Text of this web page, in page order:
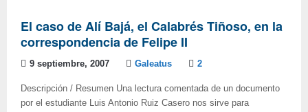
El caso de Alí Bajá, el Calabrés Tiñoso, en la
correspondencia de Felipe II
9 septiembre, 2007 Galeatus 2
Descripción / Resumen Una lectura comentada de un documento
por el estudiante Luis Antonio Ruiz Casero nos sirve para